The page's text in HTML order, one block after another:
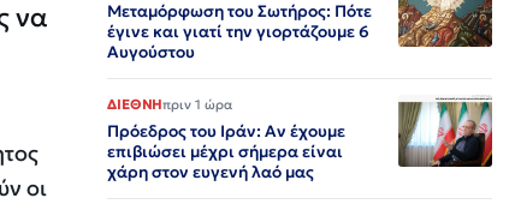
να
οι
Μεταμόρφωση του Σωτήρος: Πότε
έγινε και γιατί την γιορτάζουμε 6
Αυγούστου
ΔΙΕΘΝΗπριν 1 ώρα
Πρόεδρος του Ιράν: Αν έχουμε
επιβιώσει μέχρι σήμερα είναι
χάρη στον ευγενή λαό μας